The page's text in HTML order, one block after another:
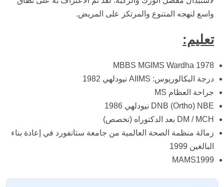
واسع لنهجه المتنوع والمرتكز على المريض.
تعليم:
MBBS MGIMS Wardha 1978
درجة البكالوريوس: AIIMS نيودلهي 1982
جراحة العظام MS
DNB (Ortho) NBE نيودلهي 1986
DM / MCH بعد الدكتوراه (تخصص)
زمالة منظمة الصحة العالمية من جامعة ستانفورد في إعادة بناء
البالغين 1999
MAMS1999